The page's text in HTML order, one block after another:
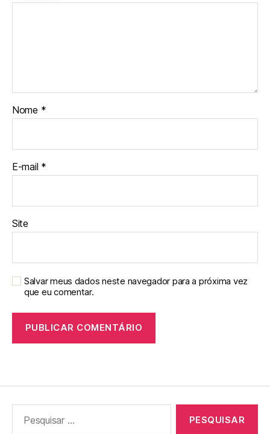
Nome *
E-mail *
Site
Salvar meus dados neste navegador para a próxima vez
que eu comentar.
por: